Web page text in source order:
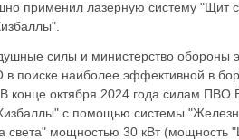
применил лазерную систему "Щит
силы и министерство обороны
поиске наиболее эффективной в
конце октября 2024 года силам ПВО
с помощью системы
мощностью 30 кВт (мощность